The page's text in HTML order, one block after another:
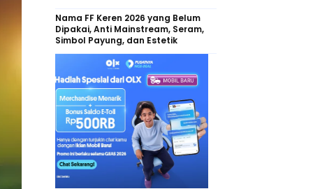
Nama FF Keren 2026 yang Belum
Dipakai, Anti Mainstream, Seram,
Simbol Payung, dan Estetik